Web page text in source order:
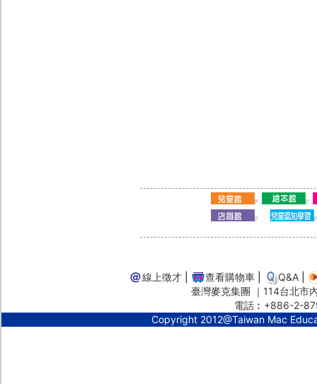
線上徵才 查看購物車 Q&A
臺灣麥克集團 ｜114台北
電話︰+886-2-
Copyright 2012@Taiwan Mac